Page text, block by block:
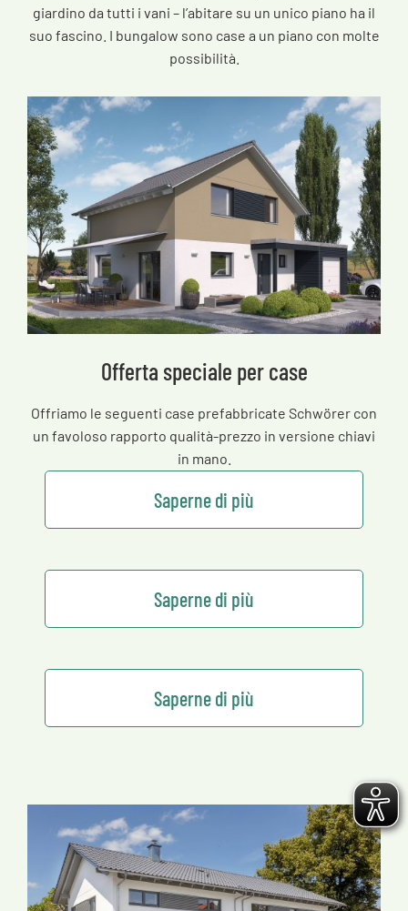
giardino da tutti i vani – l’abitare su un unico piano ha il
suo fascino. I bungalow sono case a un piano con molte
possibilità.
Offerta speciale per case
Offriamo le seguenti case prefabbricate Schwörer con
un favoloso rapporto qualità-prezzo in versione chiavi
in mano.
Saperne di più
Saperne di più
Saperne di più